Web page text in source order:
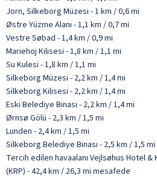
Jorn, Silkeborg Müzesi - 1 km / 0,6 mi
Østre Yüzme Alanı - 1,1 km / 0,7 mi
Vestre Søbad - 1,4 km / 0,9 mi
Mariehoj Kilisesi - 1,8 km / 1,1 mi
Su Kulesi - 1,8 km / 1,1 mi
Silkeborg Müzesi - 2,2 km / 1,4 mi
Silkeborg Kilisesi - 2,2 km / 1,4 mi
Eski Belediye Binası - 2,2 km / 1,4 mi
Ørnsø Gölü - 2,3 km / 1,5 mi
Lunden - 2,4 km / 1,5 mi
Silkeborg Belediye Binası - 2,5 km / 1,5 mi
Tercih edilen havaalanı Vejlsøhus Hotel
(KRP) - 42,4 km / 26,3 mi mesafede